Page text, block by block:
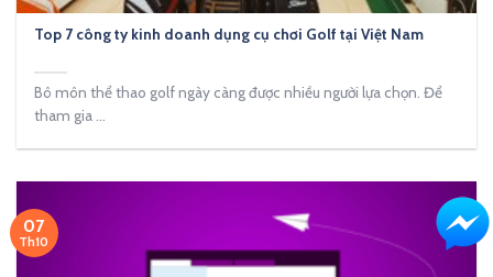
Top 7 công ty kinh doanh dụng cụ chơi Golf tại Việt Nam
Bô môn thể thao golf ngày càng được nhiều người lựa chọn. Để
tham gia ...
07
Th10